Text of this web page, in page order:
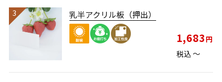
乳半アクリル板（押出）
1,683
税込〜